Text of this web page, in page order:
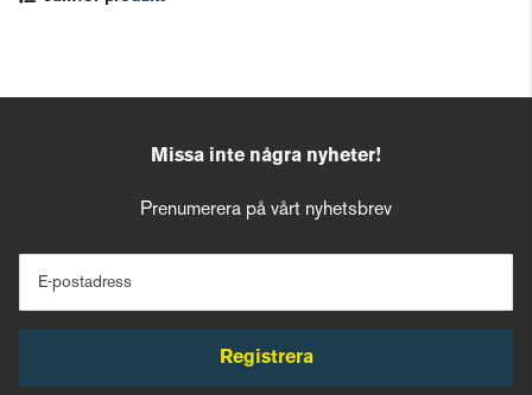
Missa inte några nyheter!
Prenumerera på vårt nyhetsbrev
E-postadress
Registrera